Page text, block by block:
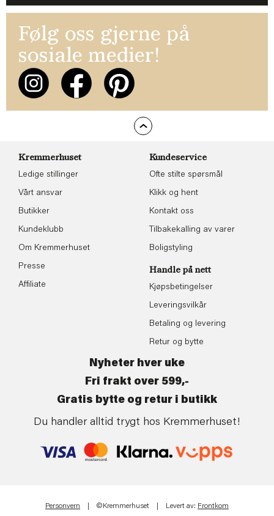
Følg oss gjerne på
sosiale medier!
Kremmerhuset
Ledige stillinger
Vårt ansvar
Butikker
Kundeklubb
Om Kremmerhuset
Presse
Affiliate
Kundeservice
Ofte stilte spørsmål
Klikk og hent
Kontakt oss
Tilbakekalling av varer
Boligstyling
Handle på nett
Kjøpsbetingelser
Leveringsvilkår
Betaling og levering
Retur og bytte
Nyheter hver uke
Fri frakt over 599,-
Gratis bytte og retur i butikk
Du handler alltid trygt hos Kremmerhuset!
Personvern | ©Kremmerhuset | Levert av: Frontkom